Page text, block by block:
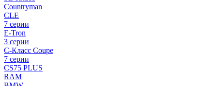
Countryman
CLE
7 серии
E-Tron
3 серии
C-Класс Coupe
7 серии
CS75 PLUS
RAM